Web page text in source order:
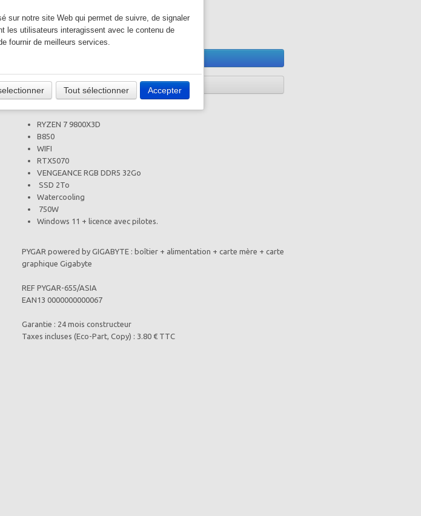
+
Voir mon panier
RYZEN 7 9800X3D
B850
WIFI
RTX5070
VENGEANCE RGB DDR5 32Go
SSD 2To
Watercooling
750W
Windows 11 + licence avec pilotes.
PYGAR powered by GIGABYTE : boîtier + alimentation + carte mère + carte
graphique Gigabyte
REF PYGAR-655/ASIA
EAN13 0000000000067
Garantie : 24 mois constructeur
Taxes incluses (Eco-Part, Copy) : 3.80 € TTC
sur notre site Web qui permet de suivre, de signaler
les utilisateurs interagissent avec le contenu de
fournir de meilleurs services.
afficher du contenu publicitaire. En l'activant, vous
Google:
ads?hl=fr
Tout sélectionner Accepter